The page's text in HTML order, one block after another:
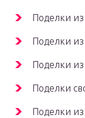
Поделки
Поделки
Поделки
Поделки
Поделки